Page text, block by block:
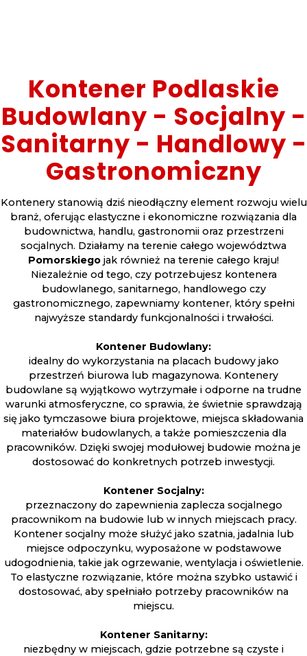
Kontener Podlaskie
Budowlany - Socjalny -
Sanitarny - Handlowy -
Gastronomiczny
Kontenery stanowią dziś nieodłączny element rozwoju wielu
branż, oferując elastyczne i ekonomiczne rozwiązania dla
budownictwa, handlu, gastronomii oraz przestrzeni
socjalnych. Działamy na terenie całego województwa
Pomorskiego jak również na terenie całego kraju!
Niezależnie od tego, czy potrzebujesz kontenera
budowlanego, sanitarnego, handlowego czy
gastronomicznego, zapewniamy kontener, który spełni
najwyższe standardy funkcjonalności i trwałości.
Kontener Budowlany:
idealny do wykorzystania na placach budowy jako
przestrzeń biurowa lub magazynowa. Kontenery
budowlane są wyjątkowo wytrzymałe i odporne na trudne
warunki atmosferyczne, co sprawia, że świetnie sprawdzają
się jako tymczasowe biura projektowe, miejsca składowania
materiałów budowlanych, a także pomieszczenia dla
pracowników. Dzięki swojej modułowej budowie można je
dostosować do konkretnych potrzeb inwestycji.
Kontener Socjalny:
przeznaczony do zapewnienia zaplecza socjalnego
pracownikom na budowie lub w innych miejscach pracy.
Kontener socjalny może służyć jako szatnia, jadalnia lub
miejsce odpoczynku, wyposażone w podstawowe
udogodnienia, takie jak ogrzewanie, wentylacja i oświetlenie.
To elastyczne rozwiązanie, które można szybko ustawić i
dostosować, aby spełniało potrzeby pracowników na
miejscu.
Kontener Sanitarny:
niezbędny w miejscach, gdzie potrzebne są czyste i